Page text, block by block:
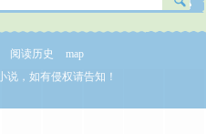
阅读历史
map
说，如有侵权请告知！